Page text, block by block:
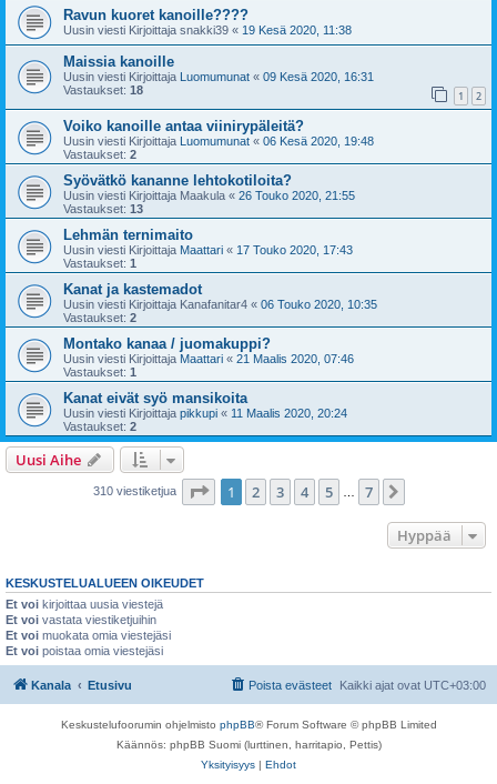
Ravun kuoret kanoille????
Uusin viesti Kirjoittaja snakki39 « 19 Kesä 2020, 11:38
Maissia kanoille
Uusin viesti Kirjoittaja Luomumunat « 09 Kesä 2020, 16:31
Vastaukset: 18 1 2
Voiko kanoille antaa viinirypäleitä?
Uusin viesti Kirjoittaja Luomumunat « 06 Kesä 2020, 19:48
Vastaukset: 2
Syövätkö kananne lehtokotiloita?
Uusin viesti Kirjoittaja Maakula « 26 Touko 2020, 21:55
Vastaukset: 13
Lehmän ternimaito
Uusin viesti Kirjoittaja Maattari « 17 Touko 2020, 17:43
Vastaukset: 1
Kanat ja kastemadot
Uusin viesti Kirjoittaja Kanafanitar4 « 06 Touko 2020, 10:35
Vastaukset: 2
Montako kanaa / juomakuppi?
Uusin viesti Kirjoittaja Maattari « 21 Maalis 2020, 07:46
Vastaukset: 1
Kanat eivät syö mansikoita
Uusin viesti Kirjoittaja pikkupi « 11 Maalis 2020, 20:24
Vastaukset: 2
Uusi Aihe
310 viestiketjua Sivu /7
1 2 3 4 5 7
Hyppää
KESKUSTELUALUEEN OIKEUDET
Et voi kirjoittaa uusia viestejä
Et voi vastata viestiketjuihin
Et voi muokata omia viestejäsi
Et voi poistaa omia viestejäsi
Kanala Etusivu Kaikki ajat ovat UTC+03:00
Poista evästeet
Keskustelufoorumin ohjelmisto phpBB® Forum Software © phpBB Limited
Käännös: phpBB Suomi (lurttinen, harritapio, Pettis)
Yksityisyys | Ehdot